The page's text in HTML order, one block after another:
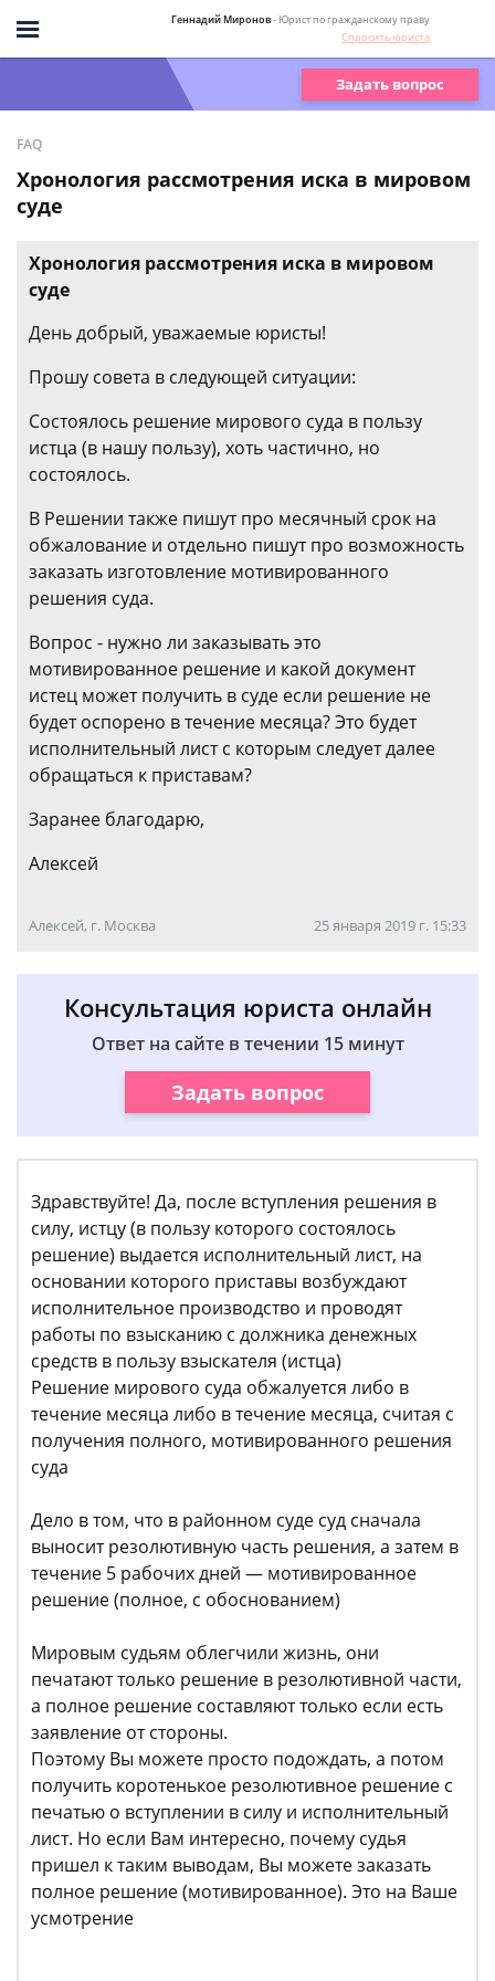
Геннадий Миронов- Юрист по гражданскому праву
Спросить юриста
Задать вопрос
FAQ
Хронология рассмотрения иска в мировом
суде
Хронология рассмотрения иска в мировом
суде
День добрый, уважаемые юристы!
Прошу совета в следующей ситуации:
Состоялось решение мирового суда в пользу
истца (в нашу пользу), хоть частично, но
состоялось.
В Решении также пишут про месячный срок на
обжалование и отдельно пишут про возможность
заказать изготовление мотивированного
решения суда.
Вопрос - нужно ли заказывать это
мотивированное решение и какой документ
истец может получить в суде если решение не
будет оспорено в течение месяца? Это будет
исполнительный лист с которым следует далее
обращаться к приставам?
Заранее благодарю,
Алексей
Алексей, г. Москва 25 января 2019 г. 15:33
Консультация юриста онлайн
Ответ на сайте в течении 15 минут
Задать вопрос
Здравствуйте! Да, после вступления решения в
силу, истцу (в пользу которого состоялось
решение) выдается исполнительный лист, на
основании которого приставы возбуждают
исполнительное производство и проводят
работы по взысканию с должника денежных
средств в пользу взыскателя (истца)
Решение мирового суда обжалуется либо в
течение месяца либо в течение месяца, считая с
получения полного, мотивированного решения
суда
Дело в том, что в районном суде суд сначала
выносит резолютивную часть решения, а затем в
течение 5 рабочих дней — мотивированное
решение (полное, с обоснованием)
Мировым судьям облегчили жизнь, они
печатают только решение в резолютивной части,
а полное решение составляют только если есть
заявление от стороны.
Поэтому Вы можете просто подождать, а потом
получить коротенькое резолютивное решение с
печатью о вступлении в силу и исполнительный
лист. Но если Вам интересно, почему судья
пришел к таким выводам, Вы можете заказать
полное решение (мотивированное). Это на Ваше
усмотрение